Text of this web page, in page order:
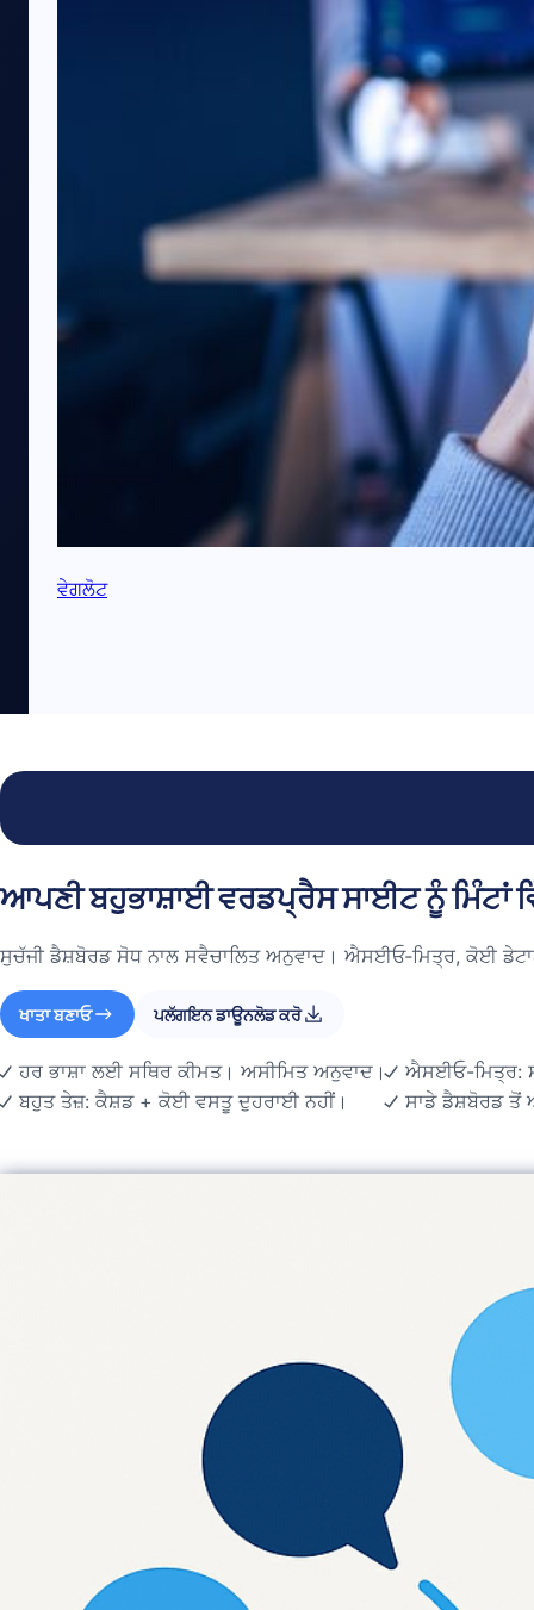
ਵੇਗਲੋਟ
ਆਪਣੀ ਬਹੁਭਾਸ਼ਾਈ ਵਰਡਪ੍ਰੈਸ ਸਾਈਟ ਨੂੰ ਮਿੰਟਾਂ
ਸੁਚੱਜੀ ਡੈਸ਼ਬੋਰਡ ਸੋਧ ਨਾਲ ਸਵੈਚਾਲਿਤ ਅਨੁਵਾਦ। ਐਸਈਓ‑ਮਿਤ੍ਰ, ਕੋਈ
ਖਾਤਾ ਬਣਾਓ ਪਲੱਗਇਨ ਡਾਊਨਲੋਡ ਕਰੋ
ਹਰ ਭਾਸ਼ਾ ਲਈ ਸਥਿਰ ਕੀਮਤ। ਅਸੀਮਿਤ ਅਨੁਵਾਦ।
ਬਹੁਤ ਤੇਜ਼: ਕੈਸ਼ਡ + ਕੋਈ ਵਸਤੂ ਦੁਹਰਾਈ ਨਹੀਂ।
ਐਸਈਓ-ਮਿਤ੍ਰ:
ਸਾਡੇ ਡੈਸ਼ਬੋਰਡ ਤੋਂ